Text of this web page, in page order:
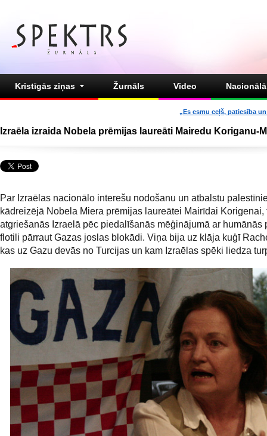
Kristīgās ziņas Žurnāls Video
„Es esmu ceļš, patiesība
Izraēla izraida Nobela prēmijas laureāti Mairedu Koriganu-
Par Izraēlas nacionālo interešu nodošanu un atbalstu
kādreizējā Nobela Miera prēmijas laureātei Mairīdai Korigenai,
atgriešanās Izraelā pēc piedalīšanās mēģinājumā ar humānās
flotili pārraut Gazas joslas blokādi. Viņa bija uz klāja kuģī
kas uz Gazu devās no Turcijas un kam Izraēlas spēki liedza